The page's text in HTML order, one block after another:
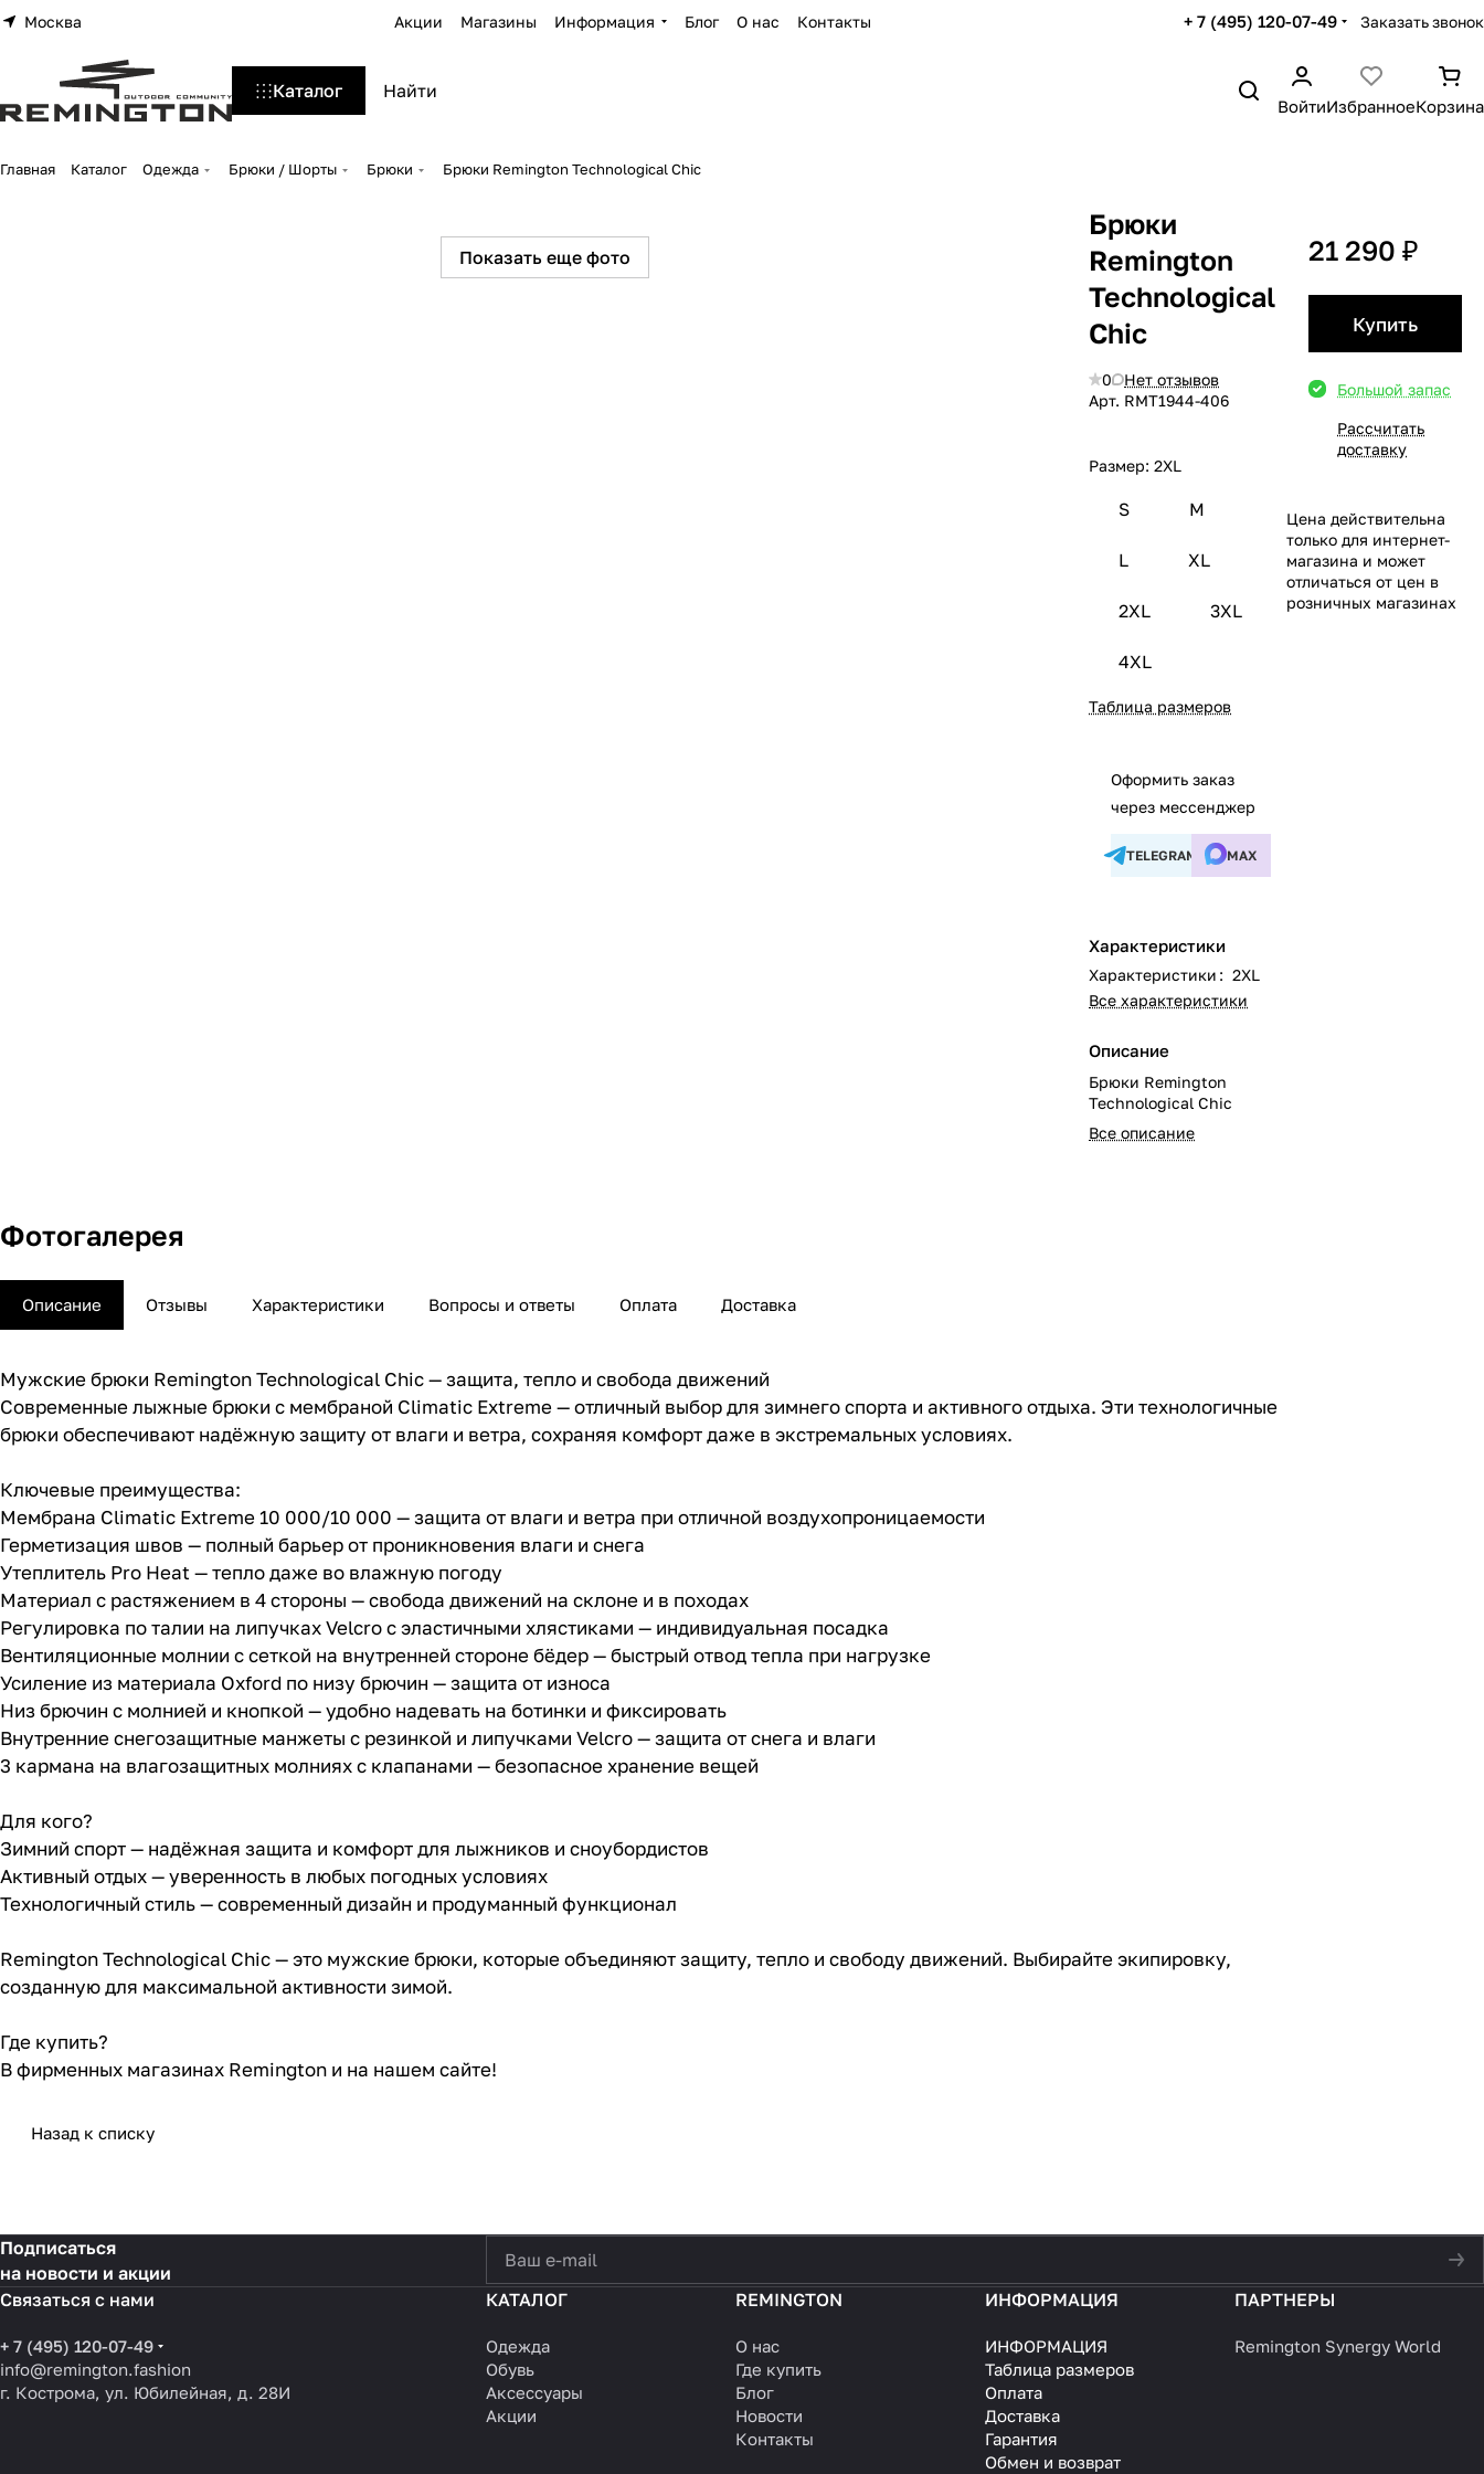
Москва Акции Магазины Информация Блог О нас Контакты + 7 (495) 120-07-49 Заказать звонок
Каталог
ВойтиИзбранноеКорзина
Главная Каталог Одежда Брюки / Шорты Брюки Брюки Remington Technological Сhic
Показать еще фото
Брюки
Remington
Technological
Сhic
0
Нет отзывов
Арт. RMT1944-406
Размер: 2XL
S M
L XL
2XL 3XL
4XL
Таблица размеров
Оформить заказ
через мессенджер
TELEGRAM MAX
Характеристики
Характеристики : 2XL
Все характеристики
Описание
Брюки Remington
Technological Сhic
Все описание
21 290 ₽
Купить
Большой запас
Рассчитать
доставку
Цена действительна
только для интернет-
магазина и может
отличаться от цен в
розничных магазинах
Фотогалерея
Описание Отзывы Характеристики Вопросы и ответы Оплата Доставка
Мужские брюки Remington Technological Chic — защита, тепло и свобода движений
Современные лыжные брюки с мембраной Climatic Extreme — отличный выбор для зимнего спорта и активного отдыха. Эти технологичные
брюки обеспечивают надёжную защиту от влаги и ветра, сохраняя комфорт даже в экстремальных условиях.
Ключевые преимущества:
Мембрана Climatic Extreme 10 000/10 000 — защита от влаги и ветра при отличной воздухопроницаемости
Герметизация швов — полный барьер от проникновения влаги и снега
Утеплитель Pro Heat — тепло даже во влажную погоду
Материал с растяжением в 4 стороны — свобода движений на склоне и в походах
Регулировка по талии на липучках Velcro с эластичными хлястиками — индивидуальная посадка
Вентиляционные молнии с сеткой на внутренней стороне бёдер — быстрый отвод тепла при нагрузке
Усиление из материала Oxford по низу брючин — защита от износа
Низ брючин с молнией и кнопкой — удобно надевать на ботинки и фиксировать
Внутренние снегозащитные манжеты с резинкой и липучками Velcro — защита от снега и влаги
3 кармана на влагозащитных молниях с клапанами — безопасное хранение вещей
Для кого?
Зимний спорт — надёжная защита и комфорт для лыжников и сноубордистов
Активный отдых — уверенность в любых погодных условиях
Технологичный стиль — современный дизайн и продуманный функционал
Remington Technological Chic — это мужские брюки, которые объединяют защиту, тепло и свободу движений. Выбирайте экипировку,
созданную для максимальной активности зимой.
Где купить?
В фирменных магазинах Remington и на нашем сайте!
Назад к списку
Подписаться
на новости и акции
Связаться с нами
+ 7 (495) 120-07-49
info@remington.fashion
г. Кострома, ул. Юбилейная, д. 28И
КАТАЛОГ
Одежда
Обувь
Аксессуары
Акции
REMINGTON
О нас
Где купить
Блог
Новости
Контакты
ИНФОРМАЦИЯ
ИНФОРМАЦИЯ
Таблица размеров
Оплата
Доставка
Гарантия
Обмен и возврат
ПАРТНЕРЫ
Remington Synergy World